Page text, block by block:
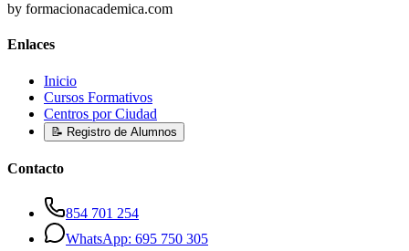
by formacionacademica.com
Enlaces
Inicio
Cursos Formativos
Centros por Ciudad
📝 Registro de Alumnos
Contacto
854 701 254
WhatsApp: 695 750 305